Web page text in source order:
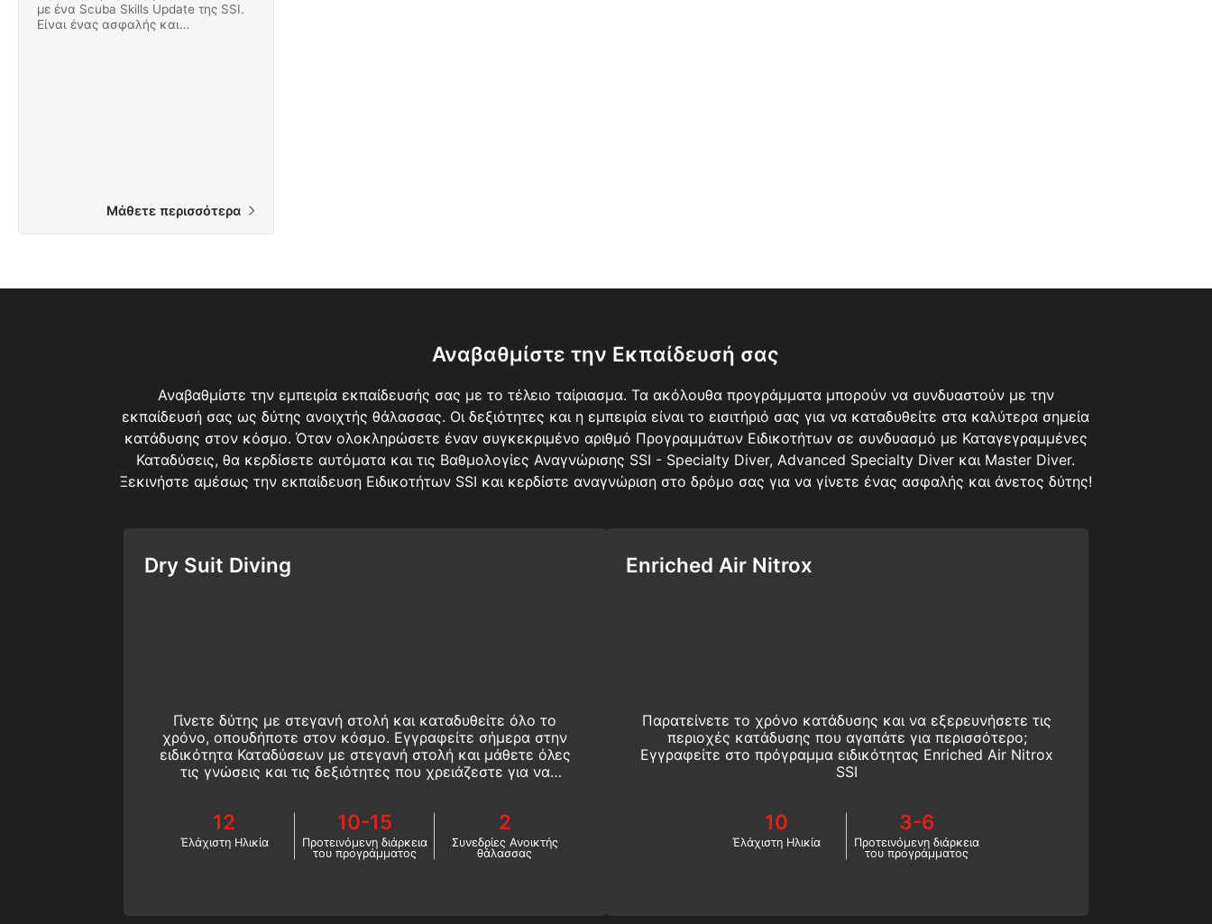
με ένα Scuba Skills Update της SSI.
Είναι ένας ασφαλής και
Μάθετε περισσότερα
Αναβαθμίστε την Εκπαίδευσή σας
Αναβαθμίστε την εμπειρία εκπαίδευσής σας με το τέλειο ταίριασμα. Τα ακόλουθα προγράμματα μπορούν να συνδυαστούν με την
εκπαίδευσή σας ως δύτης ανοιχτής θάλασσας. Οι δεξιότητες και η εμπειρία είναι το εισιτήριό σας για να καταδυθείτε στα καλύτερα σημεία
κατάδυσης στον κόσμο. Όταν ολοκληρώσετε έναν συγκεκριμένο αριθμό Προγραμμάτων Ειδικοτήτων σε συνδυασμό με Καταγεγραμμένες
Καταδύσεις, θα κερδίσετε αυτόματα και τις Βαθμολογίες Αναγνώρισης SSI - Specialty Diver, Advanced Specialty Diver και Master Diver.
Ξεκινήστε αμέσως την εκπαίδευση Ειδικοτήτων SSI και κερδίστε αναγνώριση στο δρόμο σας για να γίνετε ένας ασφαλής και άνετος δύτης!
Dry Suit Diving
Γίνετε δύτης με στεγανή στολή και καταδυθείτε όλο το
χρόνο, οπουδήποτε στον κόσμο. Εγγραφείτε σήμερα στην
ειδικότητα Καταδύσεων με στεγανή στολή και μάθετε όλες
τις γνώσεις και τις δεξιότητες που χρειάζεστε για να
12
Έλάχιστη Ηλικία
10-15
Προτεινόμενη διάρκεια
του προγράμματος
2
Συνεδρίες Ανοικτής
θάλασσας
Enriched Air Nitrox
Παρατείνετε το χρόνο κατάδυσης και να εξερευνήσετε τις
περιοχές κατάδυσης που αγαπάτε για περισσότερο;
Εγγραφείτε στο πρόγραμμα ειδικότητας Enriched Air Nitrox
SSI
10
Έλάχιστη Ηλικία
3-6
Προτεινόμενη διάρκεια
του προγράμματος